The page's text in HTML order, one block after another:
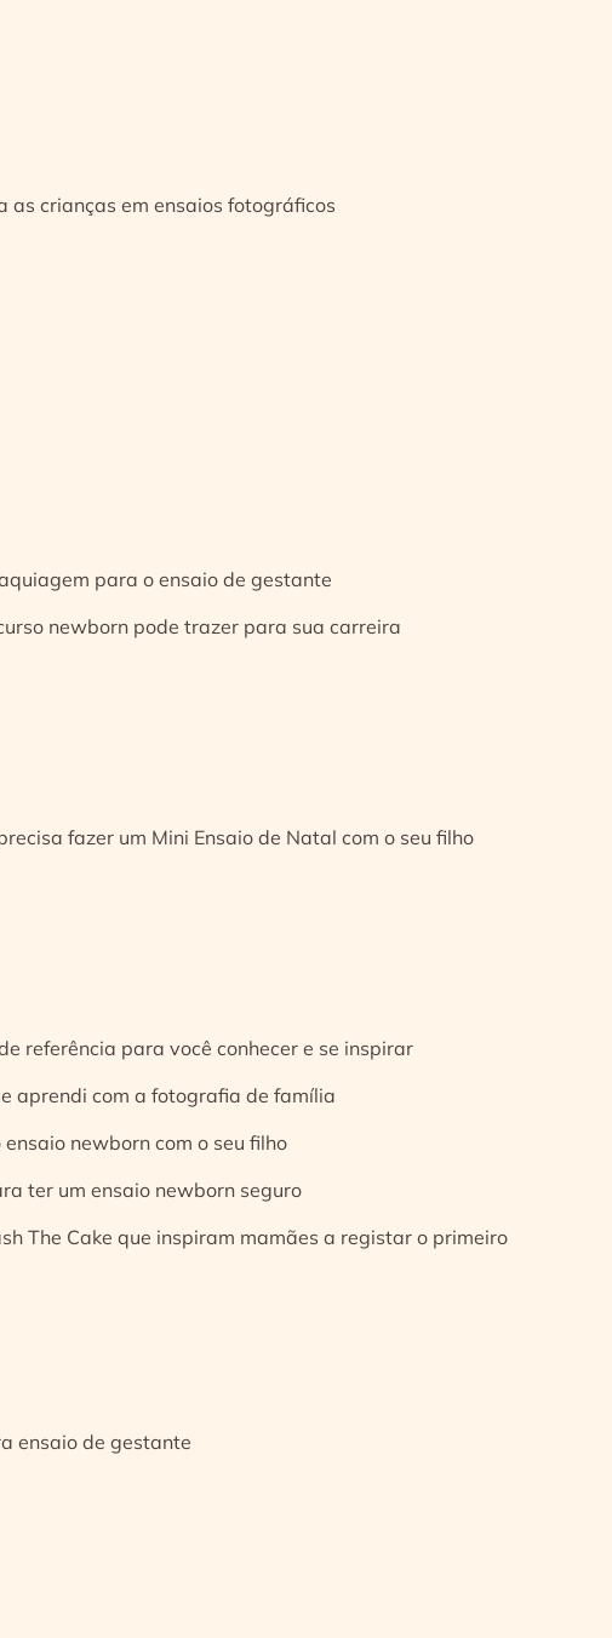
as crianças em ensaios fotográficos
para o ensaio de gestante
newborn pode trazer para sua carreira
fazer um Mini Ensaio de Natal com o seu filho
referência para você conhecer e se inspirar
aprendi com a fotografia de família
newborn com o seu filho
ter um ensaio newborn seguro
The Cake que inspiram mamães a registar o primeiro
ensaio de gestante